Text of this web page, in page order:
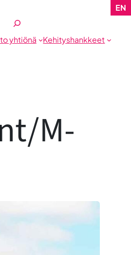
Etsi
yhtiönä Kehityshankkeet
EN
M-